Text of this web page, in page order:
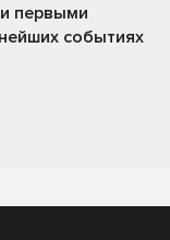
и первыми
событиях